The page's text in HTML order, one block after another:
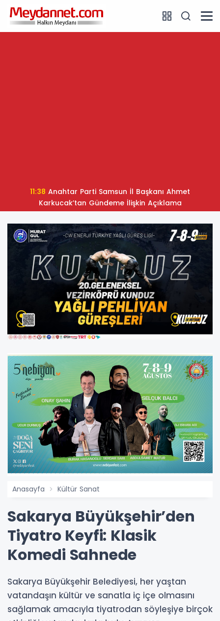
11:38
Karkucak’tan Gündeme İlişkin Açıklama
Anasayfa Kültür Sanat
Sakarya Büyükşehir’den
Tiyatro Keyfi: Klasik
Komedi Sahnede
Sakarya Büyükşehir Belediyesi, her yaştan
vatandaşın kültür ve sanatla iç içe olmasını
sağlamak amacıyla tiyatrodan söyleşiye birçok